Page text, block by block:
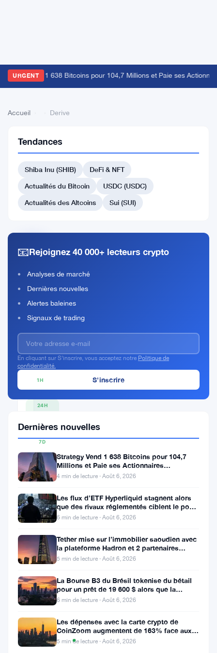
URGENT
Vend 1 638 Bitcoins pour 104,7 Millions et Paie ses
Accueil Derive
#332 Wibegram
#328 Tagger
#335 Toshi
Derive
DRV
#334
$0.0907
1H
▲ 0%
24H
0.11%
7D
▲
16.45%
Partager
:
Suivre sur Google News
Graphique
des prix
TradingView
Tendances
Shiba Inu (SHIB)
DeFi & NFT
Actualités du Bitcoin
USDC (USDC)
Actualités des Altcoins
Sui (SUI)
📧Rejoignez 40 000+ lecteurs crypto
Analyses de marché
Dernières nouvelles
Alertes baleines
Signaux de trading
En cliquant sur S'inscrire, vous acceptez notre Politique de
confidentialité.
Dernières nouvelles
Strategy Vend 1 638 Bitcoins pour 104,7
Millions et Paie ses Actionnaires
Privilégiés
4 min de lecture · Août 6, 2026
Les flux d’ETF Hyperliquid stagnent alors
que des rivaux réglementés ciblent le pool
de trading DeFi de 2 à 3
6 min de lecture · Août 6, 2026
Tether mise sur l’immobilier saoudien avec
la plateforme Hadron et 2 partenaires
locaux
5 min de lecture · Août 6, 2026
La Bourse B3 du Brésil tokenise du bétail
pour un prêt de 19 600 $ alors que la
blockchain atteint la ferme
6 min de lecture · Août 6, 2026
Les dépenses avec la carte crypto de
CoinZoom augmentent de 163% face aux
factures de carburant et d’épicerie
5 min de lecture · Août 6, 2026